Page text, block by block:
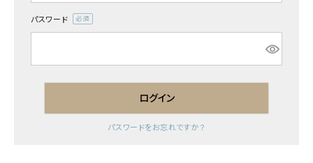
パスワード
ログイン
パスワードをお忘れですか？